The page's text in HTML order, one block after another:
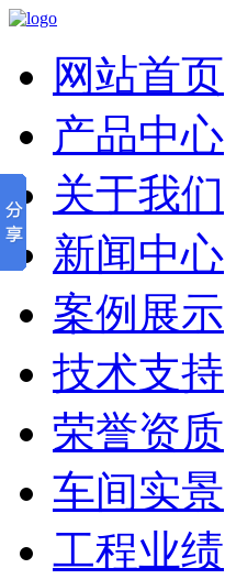
网站首页
产品中心
关于我们
新闻中心
案例展示
技术支持
荣誉资质
车间实景
工程业绩